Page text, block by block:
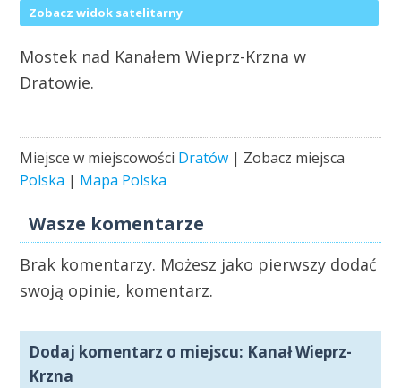
Zobacz widok satelitarny
Mostek nad Kanałem Wieprz-Krzna w
Dratowie.
Miejsce w miejscowości Dratów | Zobacz miejsca
Polska | Mapa Polska
Wasze komentarze
Brak komentarzy. Możesz jako pierwszy dodać
swoją opinie, komentarz.
Dodaj komentarz o miejscu: Kanał Wieprz-
Krzna